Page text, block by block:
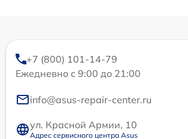
+7 (800) 101-14-79
Ежедневно с 9:00 до 21:00
info@asus-repair-center.ru
ул. Красной Армии, 10
Адрес сервисного центра Asus